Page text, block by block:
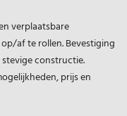
vanaf €75
verplaatsbare
af te rollen. Bevestiging
constructie.
prijs en